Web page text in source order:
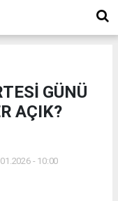
GÜNÜ
AÇIK?
- 10:00